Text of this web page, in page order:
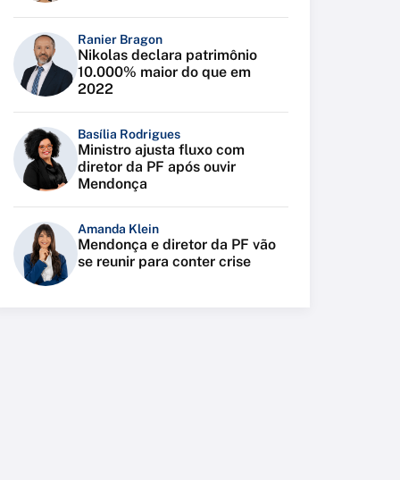
Ranier Bragon
Nikolas declara patrimônio
10.000% maior do que em
2022
Basília Rodrigues
Ministro ajusta fluxo com
diretor da PF após ouvir
Mendonça
Amanda Klein
Mendonça e diretor da PF vão
se reunir para conter crise